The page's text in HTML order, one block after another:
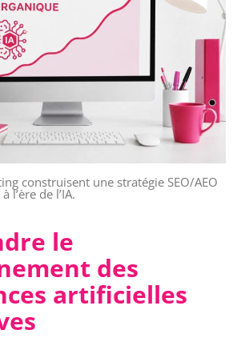
construisent une stratégie SEO/AEO
l’ère de l’IA.
le
des
artificielles